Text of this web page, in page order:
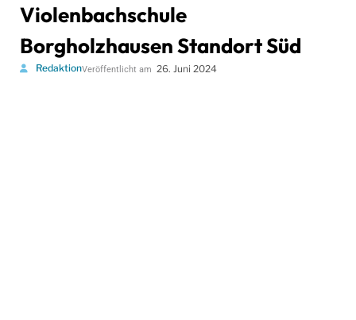
Violenbachschule
Borgholzhausen Standort Süd
RedaktionVeröffentlicht am 26. Juni 2024